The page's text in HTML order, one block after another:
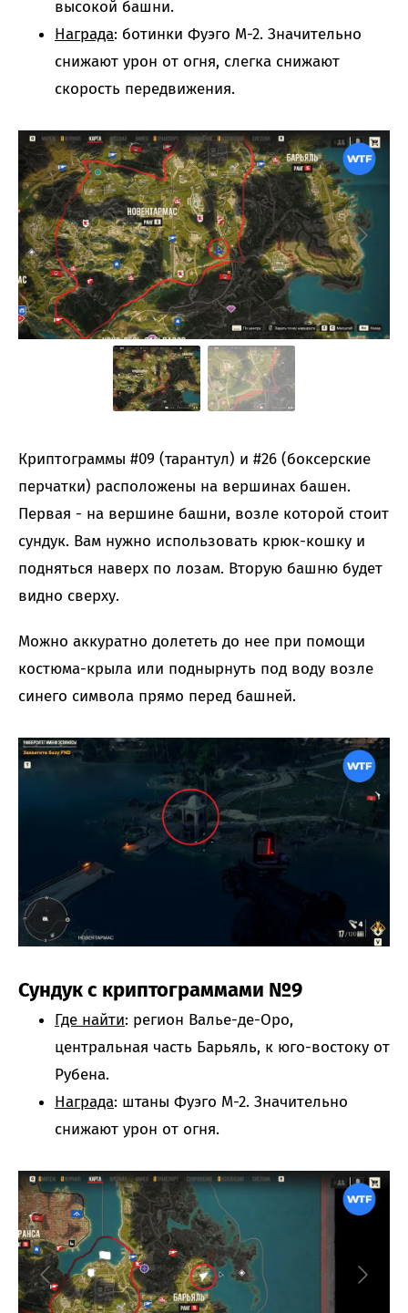
высокой башни.
Награда: ботинки Фуэго М-2. Значительно
снижают урон от огня, слегка снижают
скорость передвижения.
Криптограммы #09 (тарантул) и #26 (боксерские
перчатки) расположены на вершинах башен.
Первая - на вершине башни, возле которой стоит
сундук. Вам нужно использовать крюк-кошку и
подняться наверх по лозам. Вторую башню будет
видно сверху.
Можно аккуратно долететь до нее при помощи
костюма-крыла или поднырнуть под воду возле
синего символа прямо перед башней.
Сундук с криптограммами №9
Где найти: регион Валье-де-Оро,
центральная часть Барьяль, к юго-востоку от
Рубена.
Награда: штаны Фуэго М-2. Значительно
снижают урон от огня.